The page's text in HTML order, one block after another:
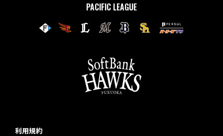
PACIFIC LEAGUE
利用規約